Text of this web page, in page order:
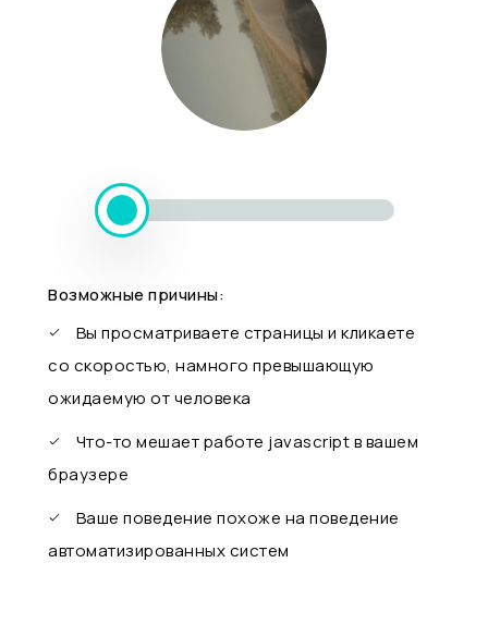
Возможные причины:
Вы просматриваете страницы и кликаете
со скоростью, намного превышающую
ожидаемую от человека
Что-то мешает работе javascript в вашем
браузере
Ваше поведение похоже на поведение
автоматизированных систем